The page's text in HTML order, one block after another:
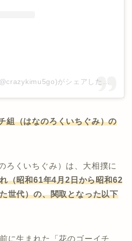
組（はなのろくいちぐみ）の
ろくいちぐみ）は、大相撲に
（昭和61年4月2日から昭和62
世代）の、関取となった以下
に生まれた「花のゴーイチ